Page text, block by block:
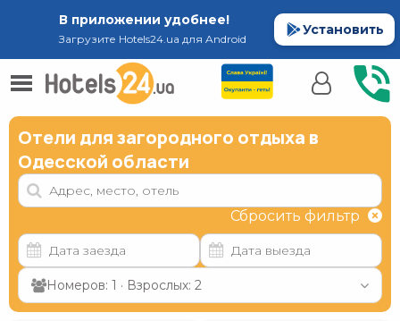
В приложении удобнее!
Загрузите Hotels24.ua для Android
Установить
Отели для загородного отдыха в
Одесской области
Сбросить фильтр
Номеров: 1 · Взрослых: 2